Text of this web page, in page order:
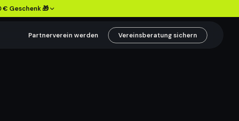
€ Geschenk 🎁
Partnerverein werden Vereinsberatung sichern